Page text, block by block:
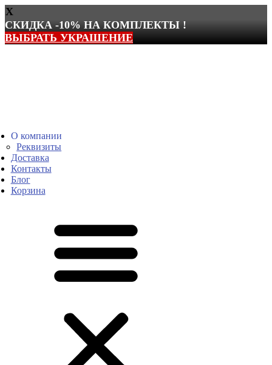
X
СКИДКА -10% НА КОМПЛЕКТЫ !
ВЫБРАТЬ УКРАШЕНИЕ
О компании
Реквизиты
Доставка
Контакты
Блог
Корзина